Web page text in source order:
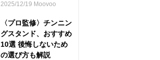
2025/12/19 Moovoo
〈プロ監修〉チンニン
グスタンド、おすすめ
10選 後悔しないため
の選び方も解説